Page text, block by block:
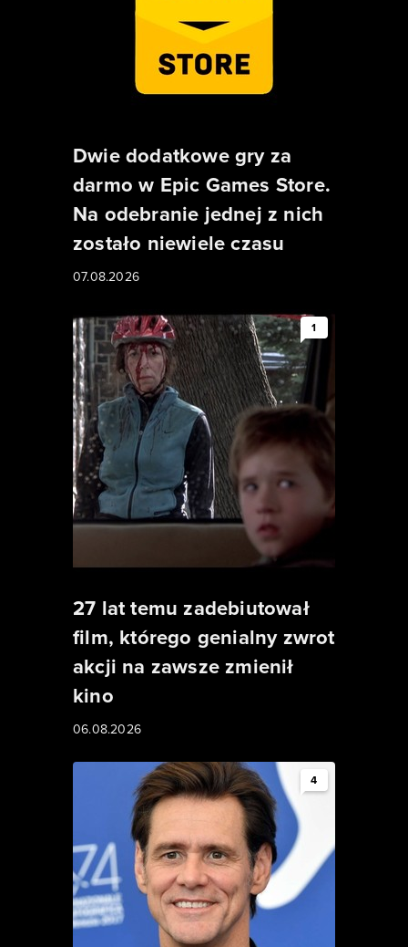
Dwie dodatkowe gry za
darmo w Epic Games Store.
Na odebranie jednej z nich
zostało niewiele czasu
07.08.2026
1
27 lat temu zadebiutował
film, którego genialny zwrot
akcji na zawsze zmienił
kino
06.08.2026
4